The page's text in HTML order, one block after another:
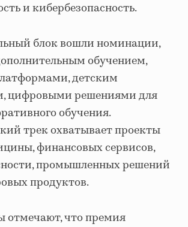
и кибербезопасность.
блок вошли номинации,
обучением,
детским
цифровыми решениями для
обучения.
трек охватывает проекты
финансовых сервисов,
промышленных решений
продуктов.
отмечают, что премия